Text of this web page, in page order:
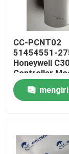
Rumah
Tentang kami
CC-PCNT02
51454551-
Honeywell
Controller